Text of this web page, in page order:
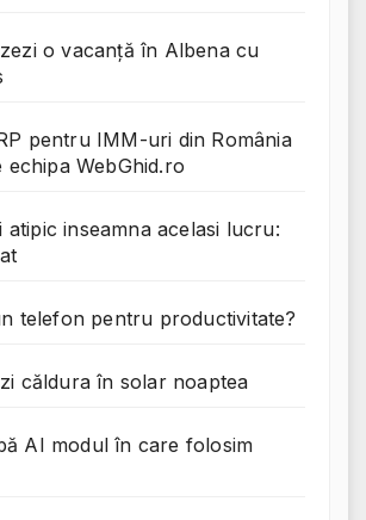
o vacanță în Albena cu
pentru IMM-uri din România
echipa WebGhid.ro
atipic inseamna acelasi lucru:
telefon pentru productivitate?
căldura în solar noaptea
AI modul în care folosim